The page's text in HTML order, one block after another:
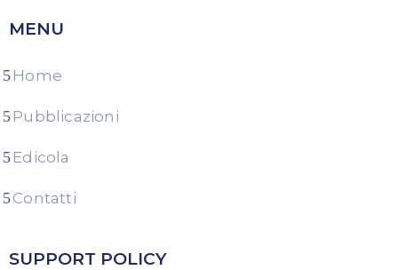
MENU
Home
Pubblicazioni
Edicola
Contatti
SUPPORT POLICY